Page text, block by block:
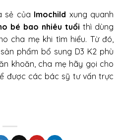
sẻ của Imochild xung quanh
bé bao nhiêu tuổi thì dùng
cha mẹ khi tìm hiểu. Từ đó,
phẩm bổ sung D3 K2 phù
khoăn, cha mẹ hãy gọi cho
được các bác sỹ tư vấn trực